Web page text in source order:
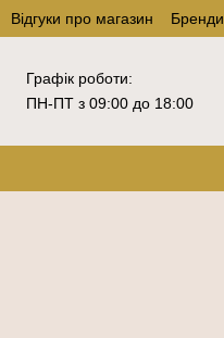
Відгуки про магазин Бренди
Графік роботи:
ПН-ПТ з 09:00 до 18:00